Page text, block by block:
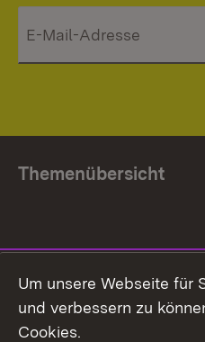
Themenübersicht
Facebook
Um unsere Webseite für
und verbessern zu
Cookies.